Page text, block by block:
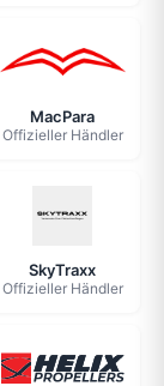
MacPara
Offizieller Händler
SkyTraxx
Offizieller Händler